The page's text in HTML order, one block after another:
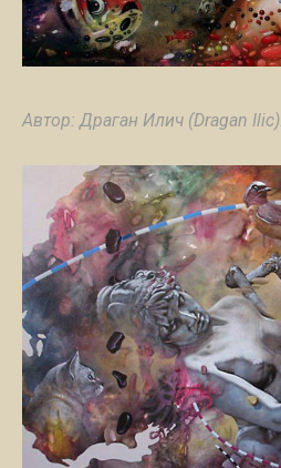
Автор: Драган Илич (Dragan Ilic).